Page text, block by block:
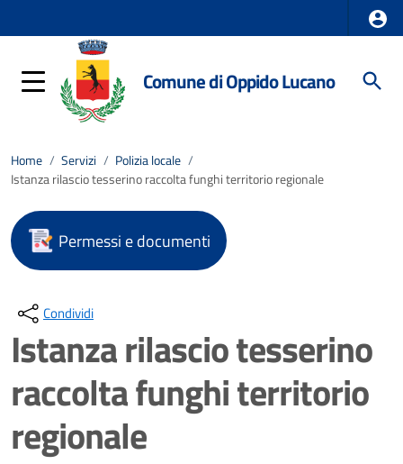
Comune di Oppido Lucano
Home / Servizi / Polizia locale /
Istanza rilascio tesserino raccolta funghi territorio regionale
Permessi e documenti
Condividi
Istanza rilascio tesserino
raccolta funghi territorio
regionale